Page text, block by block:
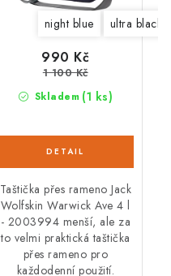
night blue ultra black
Skladem (1 ks)
990 Kč
1 100 Kč
Taštička přes rameno Jack
Wolfskin Warwick Ave 4 l
- 2003994 menší, ale za
to velmi praktická taštička
přes rameno pro
každodenní použití.